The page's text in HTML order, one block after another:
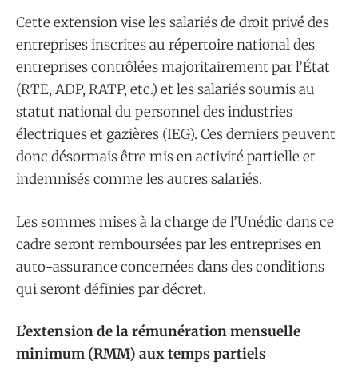
Cette extension vise les salariés de droit privé des
entreprises inscrites au répertoire national des
entreprises contrôlées majoritairement par l’État
(RTE, ADP, RATP, etc.) et les salariés soumis au
statut national du personnel des industries
électriques et gazières (IEG). Ces derniers peuvent
donc désormais être mis en activité partielle et
indemnisés comme les autres salariés.
Les sommes mises à la charge de l’Unédic dans ce
cadre seront remboursées par les entreprises en
auto-assurance concernées dans des conditions
qui seront définies par décret.
L’extension de la rémunération mensuelle
minimum (RMM) aux temps partiels